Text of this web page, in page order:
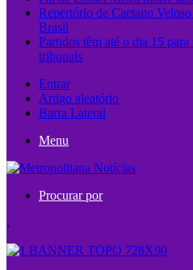
Repertório de Caetano
Brasil
Partidos têm até o dia 15
tribunais
Entrar
Artigo aleatório
Barra Lateral
Menu
Procurar por
.